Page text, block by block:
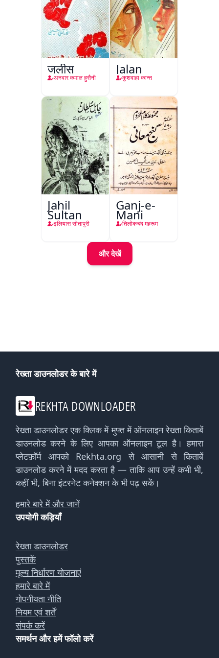
जलीस
अनवार कमाल हुसैनी
Jalan
कुशवाहा कान्त
Jahil
Sultan
इलियास सीतापुरी
Ganj-e-
Mani
तिलोकचंद महरूम
और देखें
रेख्ता डाउनलोडर के बारे में
REKHTA DOWNLOADER
रेख्ता डाउनलोडर एक क्लिक में मुफ्त में ऑनलाइन रेख्ता किताबें
डाउनलोड करने के लिए आपका ऑनलाइन टूल है। हमारा
प्लेटफ़ॉर्म आपको Rekhta.org से आसानी से किताबें
डाउनलोड करने में मदद करता है — ताकि आप उन्हें कभी भी,
कहीं भी, बिना इंटरनेट कनेक्शन के भी पढ़ सकें।
हमारे बारे में और जानें
उपयोगी कड़ियाँ
रेख्ता डाउनलोडर
पुस्तकें
मूल्य निर्धारण योजनाएं
हमारे बारे में
गोपनीयता नीति
नियम एवं शर्तें
संपर्क करें
समर्थन और हमें फॉलो करें